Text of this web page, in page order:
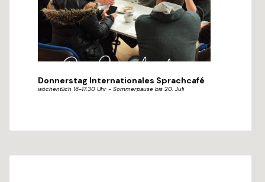
Donnerstag Internationales Sprachcafé
wöchentlich 16-17.30 Uhr - Sommerpause bis 20. Juli